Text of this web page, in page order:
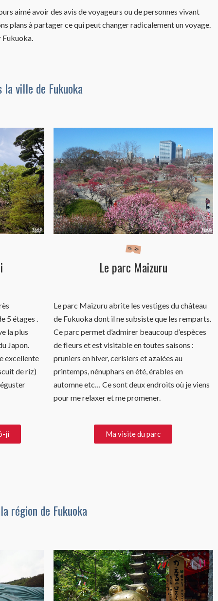
aimé avoir des avis de voyageurs ou de personnes vivant
plans à partager ce qui peut changer radicalement un voyage.
Fukuoka.
la ville de Fukuoka
5 étages .
la plus
Japon.
excellente
de riz)
ji
Le parc Maizuru
L e parc Maizuru abrite les vestiges du château
de Fukuoka dont il ne subsiste que les remparts.
Ce parc permet d’admirer beaucoup d’espèces
de fleurs et est visitable en toutes saisons :
pruniers en hiver, cerisiers et azalées au
printemps, nénuphars en été, érables en
automne etc… Ce sont deux endroits où je viens
pour me relaxer et me promener.
Ma visite du parc
région de Fukuoka